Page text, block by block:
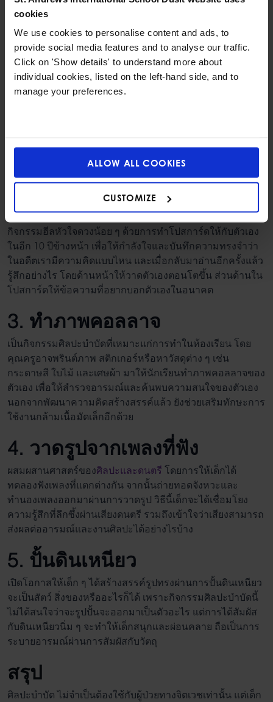
cookies
We use cookies to personalise content and ads, to
provide social media features and to analyse our traffic.
Click on 'Show details' to understand more about
individual cookies, listed on the left-hand side, and to
manage your preferences.
ALLOW ALL COOKIES
CUSTOMIZE
ระบายสีอาจใช้กระดาษเปล่า ๆ แล้วให้วาดรูปออกมาตาม
ความต้องการ เพื่อระบายความเครียด หรือตั้งโจทย์ขึ้นมา เพื่อ
ให้พวกเขาได้ใช้ไตร่ตรองความคิดและใช้เวลากับตัวเอง เช่น
ในช่วงเวลาที่ผ่านมานี้มีเหตุการณ์หรืออะไรที่ทำให้
ฉันรู้สึกดี จากนั้นวาดมันออกมาด้วยสีหนึ่งสีที่แทน
ความรู้สึกนั้น ๆ ได้ดีที่สุด
สะท้อนความรู้สึกของเด็ก ๆ ว่าตอนนั้นพวกเขากำลัง
2. ทำโปสการ์ดถึงตัวเองใน
กิจกรรมฮีลหัวใจดวงน้อย ๆ ด้วยการทำโปสการ์ดให้กับตัวเอง
ในอีก 10 ปีข้างหน้า เพื่อให้กำลังใจและบันทึกความทรงจำว่า
ในอดีตเรามีความคิดแบบไหน และเมื่อกลับมาอ่านอีกครั้งแล้ว
รู้สึกอย่างไร โดยด้านหน้าให้วาดตัวเองตอนโตขึ้น ส่วนด้านใน
โปสการ์ดให้ข้อความที่อยากบอกตัวเองในอนาคต
3. ทำภาพคอลลาจ
เป็นกิจกรรมศิลปะบำบัดที่เหมาะแก่การทำในห้องเรียน โดย
คุณครูอาจพรินต์ภาพ สติกเกอร์หรือหาวัสดุต่าง ๆ เช่น
กระดาษสี ใบไม้ และเศษผ้า มาให้นักเรียนทำภาพคอลลาจของ
ตัวเอง เพื่อให้สำรวจอารมณ์และค้นพบความสนใจของตัวเอง
นอกจากพัฒนาความคิดสร้างสรรค์แล้ว ยังช่วยเสริมทักษะการ
ใช้งานกล้ามเนื้อมัดเล็กอีกด้วย
4. วาดรูปจากเพลงที่ฟัง
ผสมผสานศาสตร์ของศิลปะและดนตรี โดยการให้เด็กได้
ทดลองฟังเพลงที่แตกต่างกัน จากนั้นถ่ายทอดจังหวะและ
ทำนองเพลงออกมาผ่านการวาดรูป วิธีนี้เด็กจะได้เชื่อมโยง
ความรู้สึกที่ลึกซึ้งผ่านเสียงดนตรี รวมถึงเข้าใจว่าเสียงสามารถ
ส่งผลต่ออารมณ์และงานศิลปะได้อย่างไรบ้าง
5. ปั้นดินเหนียว
เปิดโอกาสให้เด็ก ๆ ได้สร้างสรรค์รูปทรงผ่านการปั้นดินเหนียว
จะเป็นสัตว์ สิ่งของหรืออะไรก็ได้ เพราะกิจกรรมศิลปะบำบัดนี้
ไม่ได้สนใจว่าจะรูปปั้นจะออกมาเป็นตัวอะไร แต่การได้สัมผัส
กับดินเหนียวนิ่ม ๆ จะทำให้เด็กสนุกและผ่อนคลาย ถือเป็นการ
ระบายอารมณ์ผ่านการสัมผัสกับวัตถุ
สรุป
ศิลปะบำบัดไม่จำเป็นต้องใช้กับผู้ป่วยทางจิตเวชเท่านั้น แต่เด็ก